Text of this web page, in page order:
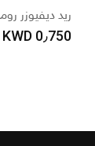
ديفيوزر رومانتك
KWD